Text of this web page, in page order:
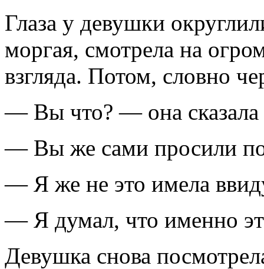
Глаза у девушки
моргая, смотрела на
взгляда. Потом, словно
— Вы что? — она сказала
— Вы же сами просили
— Я же не это имела
— Я думал, что именно
Девушка снова